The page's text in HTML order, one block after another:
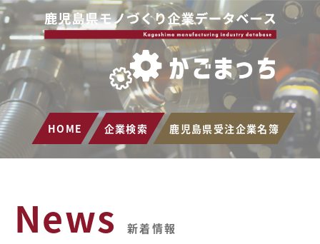
HOME 企業検索 鹿児島県受注企業名簿
News 新着情報